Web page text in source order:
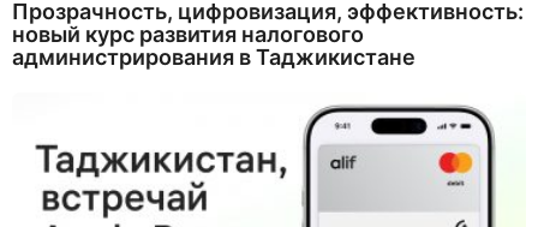
Прозрачность, цифровизация, эффективность:
новый курс развития налогового
администрирования в Таджикистане